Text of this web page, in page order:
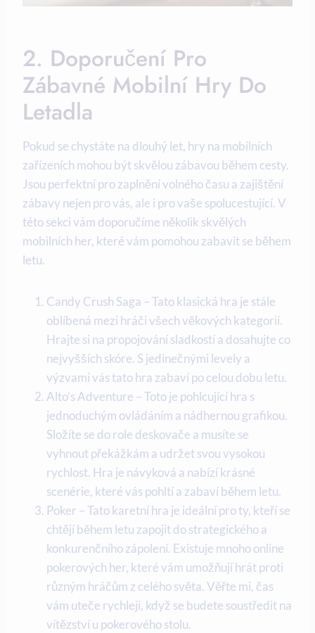
2. Doporučení Pro
Zábavné Mobilní Hry Do
Letadla
Pokud se chystáte na dlouhý let, hry na mobilních
zařízeních mohou být skvělou zábavou během cesty.
Jsou perfektní pro zaplnění volného času a zajištění
zábavy nejen pro vás, ale i pro vaše spolucestující. V
této sekci vám doporučíme několik skvělých
mobilních her, které vám pomohou zabavit se během
letu.
Candy Crush Saga – Tato klasická hra je stále
oblíbená mezi hráči všech věkových kategorií.
Hrajte si na propojování sladkostí a dosahujte co
nejvyšších skóre. S jedinečnými levely a
výzvami vás tato hra zabaví po celou dobu letu.
Alto’s Adventure – Toto je pohlcující hra s
jednoduchým ovládáním a nádhernou grafikou.
Složíte se do role deskovače a musíte se
vyhnout překážkám a udržet svou vysokou
rychlost. Hra je návyková a nabízí krásné
scenérie, které vás pohltí a zabaví během letu.
Poker – Tato karetní hra je ideální pro ty, kteří se
chtějí během letu zapojit do strategického a
konkurenčního zápolení. Existuje mnoho online
pokerových her, které vám umožňují hrát proti
různým hráčům z celého světa. Věřte mi, čas
vám uteče rychleji, když se budete soustředit na
vítězství u pokerového stolu.